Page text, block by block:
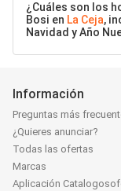
¿Cuáles son los
Bosi en La Ceja,
Navidad y Año
Información
Preguntas más
¿Quieres anunciar?
Todas las ofertas
Marcas
Aplicación